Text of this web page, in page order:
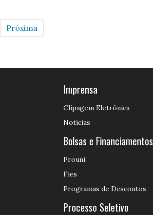
Próxima
Imprensa
Clipagem Eletrônica
Notícias
Bolsas e Financiamentos
Prouni
Fies
Programas de Descontos
Processo Seletivo